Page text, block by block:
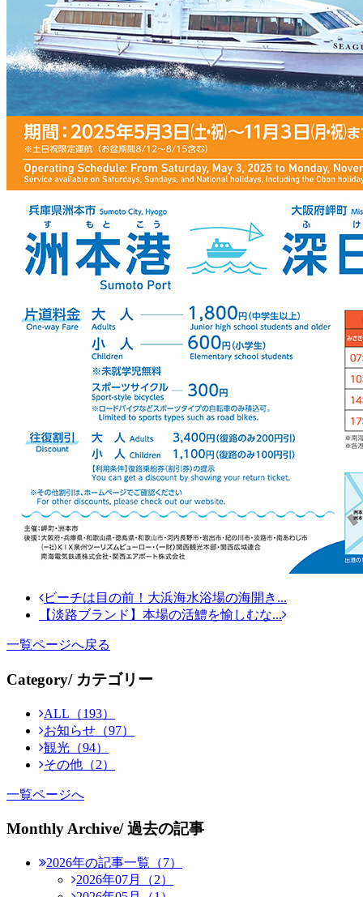
ビーチは目の前！大浜海水浴場の海開き...
【淡路ブランド】本場の活鱧を愉しむな...
一覧ページへ戻る
Category/ カテゴリー
ALL（193）
お知らせ（97）
観光（94）
その他（2）
一覧ページへ
Monthly Archive/ 過去の記事
2026年の記事一覧（7）
2026年07月（2）